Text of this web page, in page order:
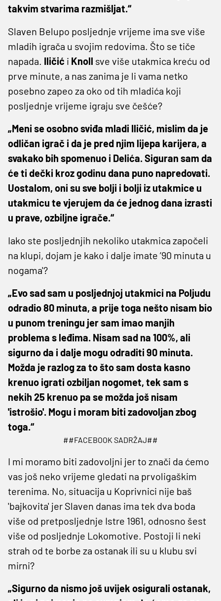
takvim stvarima razmišljat.“
Slaven Belupo posljednje vrijeme ima sve više
mladih igrača u svojim redovima. Što se tiče
napada. Iličić i Knoll sve više utakmica kreću od
prve minute, a nas zanima je li vama netko
posebno zapeo za oko od tih mladića koji
posljednje vrijeme igraju sve češće?
„Meni se osobno sviđa mladi Iličić, mislim da je
odličan igrač i da je pred njim lijepa karijera, a
svakako bih spomenuo i Delića. Siguran sam da
će ti dečki kroz godinu dana puno napredovati.
Uostalom, oni su sve bolji i bolji iz utakmice u
utakmicu te vjerujem da će jednog dana izrasti
u prave, ozbiljne igrače.“
Iako ste posljednjih nekoliko utakmica započeli
na klupi, dojam je kako i dalje imate ’90 minuta u
nogama'?
„Evo sad sam u posljednjoj utakmici na Poljudu
odradio 80 minuta, a prije toga nešto nisam bio
u punom treningu jer sam imao manjih
problema s leđima. Nisam sad na 100%, ali
sigurno da i dalje mogu odraditi 90 minuta.
Možda je razlog za to što sam dosta kasno
krenuo igrati ozbiljan nogomet, tek sam s
nekih 25 krenuo pa se možda još nisam
'istrošio'. Mogu i moram biti zadovoljan zbog
toga.“
##FACEBOOK SADRŽAJ##
I mi moramo biti zadovoljni jer to znači da ćemo
vas još neko vrijeme gledati na prvoligaškim
terenima. No, situacija u Koprivnici nije baš
'bajkovita' jer Slaven danas ima tek dva boda
više od pretposljednje Istre 1961, odnosno šest
više od posljednje Lokomotive. Postoji li neki
strah od te borbe za ostanak ili su u klubu svi
mirni?
„Sigurno da nismo još uvijek osigurali ostanak,